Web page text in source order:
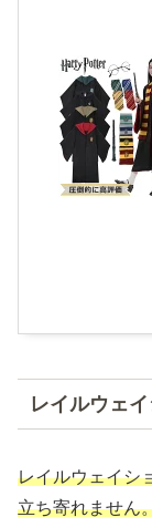
レイルウェ
レイルウェイシ
立ち寄れません